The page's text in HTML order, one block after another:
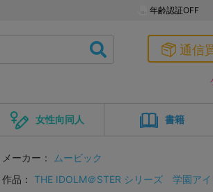
年齢認証OFF
通信
女性向同人 書籍
メーカー：
ムービック
作品： THE IDOLM＠STER シリーズ 学園ア